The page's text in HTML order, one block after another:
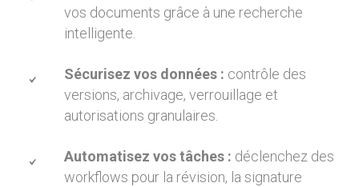
vos documents grâce à une recherche
intelligente.
Sécurisez vos données : contrôle des
versions, archivage, verrouillage et
autorisations granulaires.
Automatisez vos tâches : déclenchez des
workflows pour la révision, la signature